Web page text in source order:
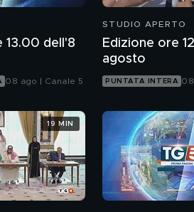
13.00 dell'8
08 ago | Canale 5
STUDIO APERTO
Edizione ore
agosto
PUNTATA INTERA 08
19 MIN